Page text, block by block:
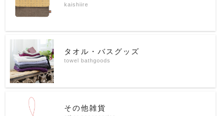
kaishiire
タオル・バスグッズ
towel bathgoods
その他雑貨